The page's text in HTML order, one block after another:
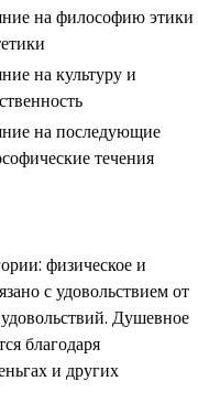
на философию этики
на культуру и
на последующие
течения
физическое и
с удовольствием от
Душевное
благодаря
и других